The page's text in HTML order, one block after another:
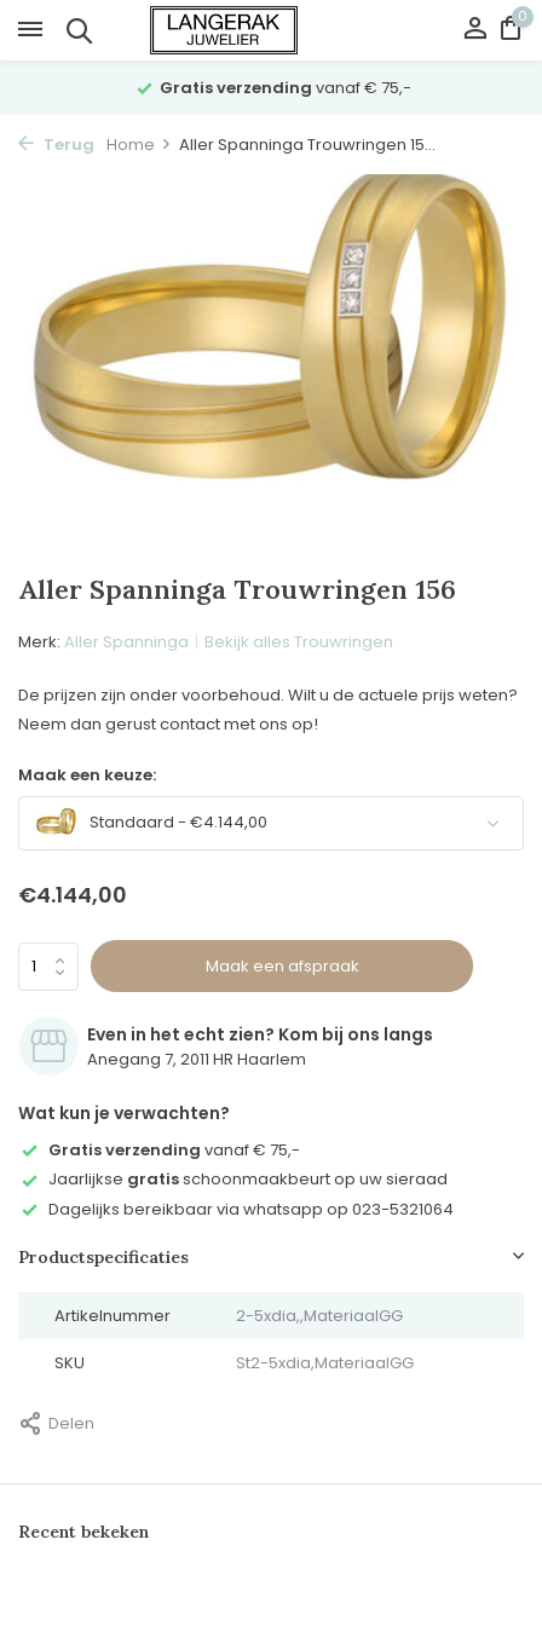
0
Gratis verzending vanaf € 75,-
Terug Home Aller Spanninga Trouwringen 15...
Aller Spanninga Trouwringen 156
Merk: Aller Spanninga Bekijk alles Trouwringen
De prijzen zijn onder voorbehoud. Wilt u de actuele prijs weten?
Neem dan gerust contact met ons op!
Maak een keuze:
Standaard - €4.144,00
€4.144,00
Maak een afspraak
Even in het echt zien? Kom bij ons langs
Anegang 7, 2011 HR Haarlem
Wat kun je verwachten?
Gratis verzending vanaf € 75,-
Jaarlijkse gratisschoonmaakbeurt op uw sieraad
Dagelijks bereikbaar via whatsapp op 023-5321064
Productspecificaties
Artikelnummer 2-5xdia,,MateriaalGG
SKU St2-5xdia,MateriaalGG
Delen
Recent bekeken